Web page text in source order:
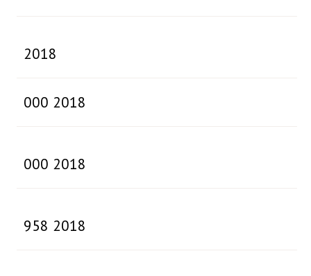
2018
000 2018
000 2018
958 2018